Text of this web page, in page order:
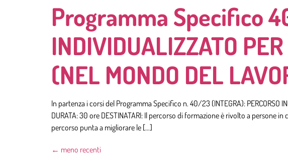
Programma Specifico
INDIVIDUALIZZATO
(NEL MONDO DEL
In partenza i corsi del Programma Specifico n. 40/23 (INTEGRA): PERCORSO
DURATA: 30 ore DESTINATARI: Il percorso di formazione è rivolto a persone
percorso punta a migliorare le […]
← meno recenti